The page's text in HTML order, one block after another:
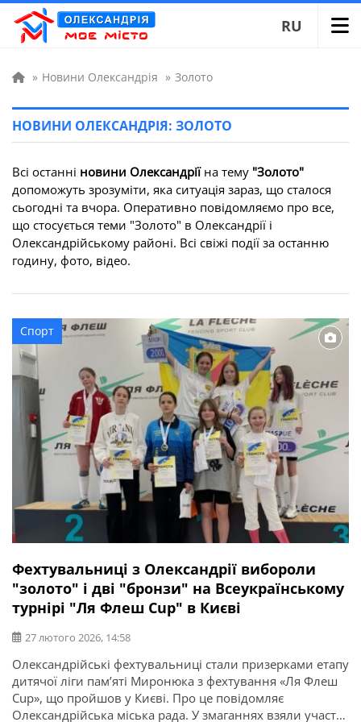
RU
» Новини Олександрія » Золото
НОВИНИ ОЛЕКСАНДРІЯ: ЗОЛОТО
Всі останні новини Олександріїна тему "Золото"
допоможуть зрозуміти, яка ситуація зараз, що сталося
сьогодні та вчора. Оперативно повідомляємо про все,
що стосується теми "Золото" в Олександрії і
Олександрійському районі. Всі свіжі події за останню
годину, фото, відео.
Спорт
Фехтувальниці з Олександрії вибороли
"золото" і дві "бронзи" на Всеукраїнському
турнірі "Ля Флеш Cup" в Києві
27 лютого 2026, 14:58
Олександрійські фехтувальниці стали призерками етапу
дитячої ліги пам’яті Миронюка з фехтування «Ля Флеш
Cup», що пройшов у Києві. Про це повідомляє
Олександрійська міська рада. У змаганнях взяли участь